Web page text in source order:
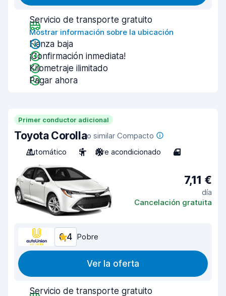
Servicio de transporte gratuito
Mostrar información sobre la ubicación
Fianza baja
¡Confirmación inmediata!
Kilometraje ilimitado
Pagar ahora
Primer conductor adicional
Toyota Corollao similar Compacto
Automático
5 Aire acondicionado 4
7,11 €
día
Cancelación gratuita
6,4 Pobre
Ver la oferta
Servicio de transporte gratuito